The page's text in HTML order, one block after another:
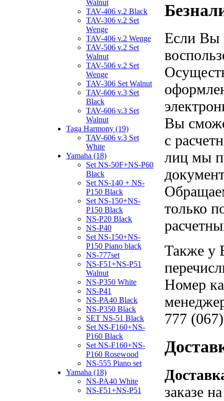
Walnut
TAV-406 v.2 Black
TAV-306 v.2 Set
Wenge
TAV-406 v.2 Wenge
TAV-506 v.2 Set
Walnut
TAV-506 v.2 Set
Wenge
TAV-306 Set Walnut
TAV-606 v.3 Set
Black
TAV-606 v.3 Set
Walnut
Taga Harmony (19)
TAV-606 v.3 Set
White
Yamaha (18)
Set NS-50F+NS-P60
Black
Set NS-140 + NS-
P150 Black
Set NS-150+NS-
P150 Black
NS-P20 Black
NS-P40
Set NS-150+NS-
P150 Piano black
NS-777set
NS-F51+NS-P51
Walnut
NS-P350 White
NS-P41
NS-PA40 Black
NS-P350 Black
SET NS-51 Black
Set NS-F160+NS-
P160 Black
Set NS-F160+NS-
P160 Rosewood
NS-555 Piano set
Yamaha (18)
NS-PA40 White
NS-F51+NS-P51
Если Вы
Вы
с
лиц мы
только
Также у
Номер
777
заказе